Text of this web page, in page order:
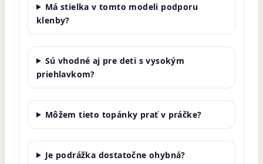
Má stielka v tomto modeli podporu
klenby?
Sú vhodné aj pre deti s vysokým
priehlavkom?
Môžem tieto topánky prať v práčke?
Je podrážka dostatočne ohybná?